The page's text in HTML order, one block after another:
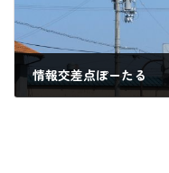
情報交差点ぽーたる